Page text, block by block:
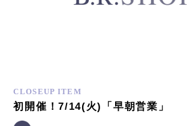
CLOSEUP ITEM
初開催！7/14(火)「早朝営業」